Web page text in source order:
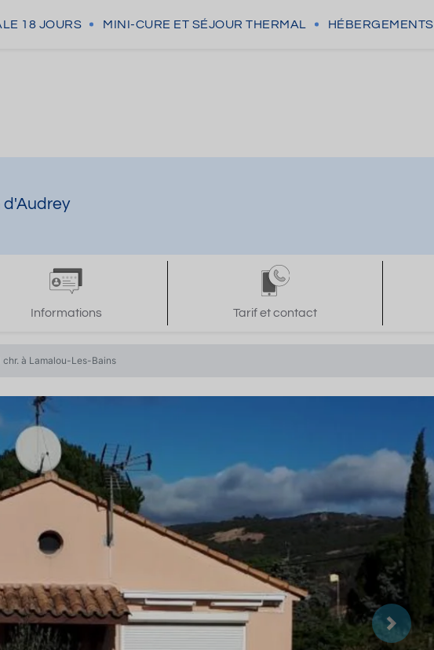
18 JOURS MINI-CURE ET SÉJOUR THERMAL HÉBERGEMENTS
d'Audrey
Informations Tarif et contact
chr. à Lamalou-Les-Bains
Suivant